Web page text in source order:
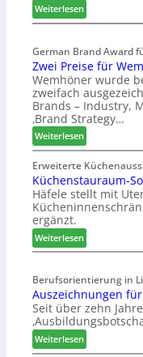
s
e
s
c
h
j
a
h
p
s
s
t
F
ü
h
r
u
n
g
a
n
Weiterlesen:
E
v
e
d
i
u
n
d
H
u
b
t
e
x
s
t
l
e
n
a
German Brand Award
Zwei Preise für
Wemhöner wurde
zweifach
Brands – Industry,
‚Brand Strategy…
Weiterlesen:
Z
w
e
i
P
e
i
e
f
ü
r
W
e
Erweiterte
Küchenstauraum-
Häfele stellt mit
ergänzt.
Weiterlesen:
K
c
h
e
n
s
t
Berufsorientierung in
Auszeichnungen
Seit über zehn
Weiterlesen:
A